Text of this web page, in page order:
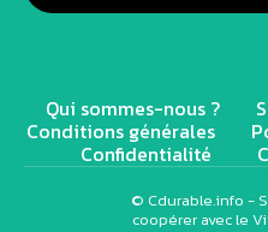
Qui sommes-nous ?
Conditions générales
Confidentialité
© Cdurable.info -
coopérer avec le